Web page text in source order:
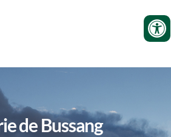
de Bussang